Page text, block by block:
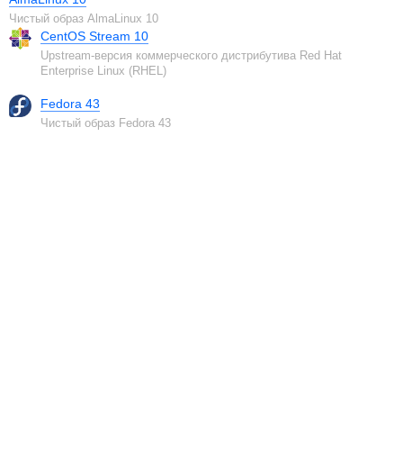
Чистый образ AlmaLinux 10
CentOS Stream 10
Upstream-версия коммерческого дистрибутива Red Hat
Enterprise Linux (RHEL)
Fedora 43
Чистый образ Fedora 43